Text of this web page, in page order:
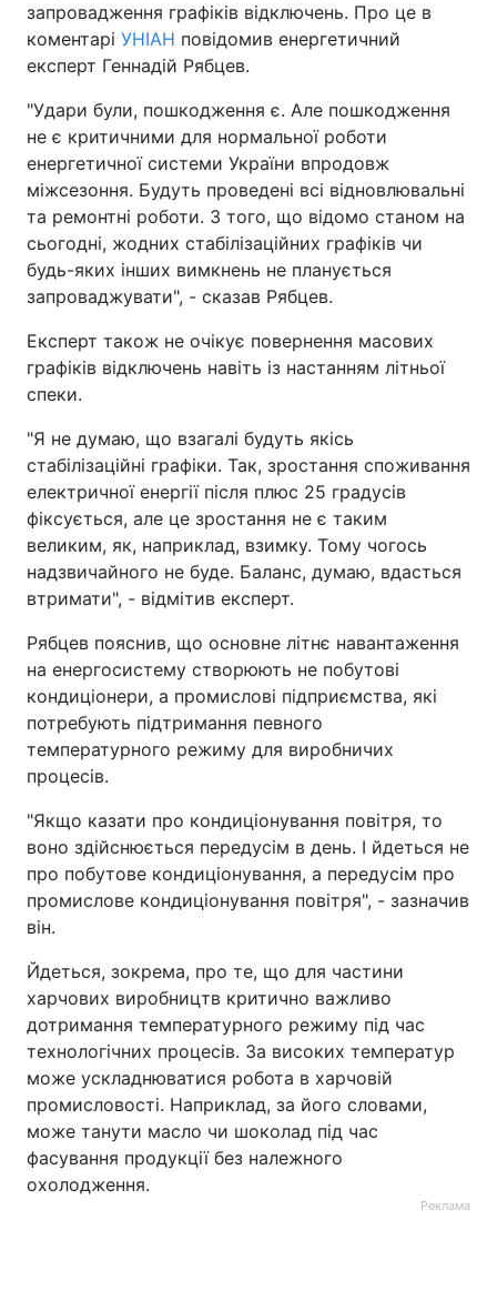
запровадження графіків відключень. Про це в
коментарі УНІАН повідомив енергетичний
експерт Геннадій Рябцев.
"Удари були, пошкодження є. Але пошкодження
не є критичними для нормальної роботи
енергетичної системи України впродовж
міжсезоння. Будуть проведені всі відновлювальні
та ремонтні роботи. З того, що відомо станом на
сьогодні, жодних стабілізаційних графіків чи
будь-яких інших вимкнень не планується
запроваджувати", - сказав Рябцев.
Експерт також не очікує повернення масових
графіків відключень навіть із настанням літньої
спеки.
"Я не думаю, що взагалі будуть якісь
стабілізаційні графіки. Так, зростання споживання
електричної енергії після плюс 25 градусів
фіксується, але це зростання не є таким
великим, як, наприклад, взимку. Тому чогось
надзвичайного не буде. Баланс, думаю, вдасться
втримати", - відмітив експерт.
Рябцев пояснив, що основне літнє навантаження
на енергосистему створюють не побутові
кондиціонери, а промислові підприємства, які
потребують підтримання певного
температурного режиму для виробничих
процесів.
"Якщо казати про кондиціонування повітря, то
воно здійснюється передусім в день. І йдеться не
про побутове кондиціонування, а передусім про
промислове кондиціонування повітря", - зазначив
він.
Йдеться, зокрема, про те, що для частини
харчових виробництв критично важливо
дотримання температурного режиму під час
технологічних процесів. За високих температур
може ускладнюватися робота в харчовій
промисловості. Наприклад, за його словами,
може танути масло чи шоколад під час
фасування продукції без належного
охолодження.
Реклама